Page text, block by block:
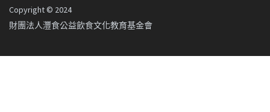
Copyright © 2024
財團法人灃食公益飲食文化教育基金會